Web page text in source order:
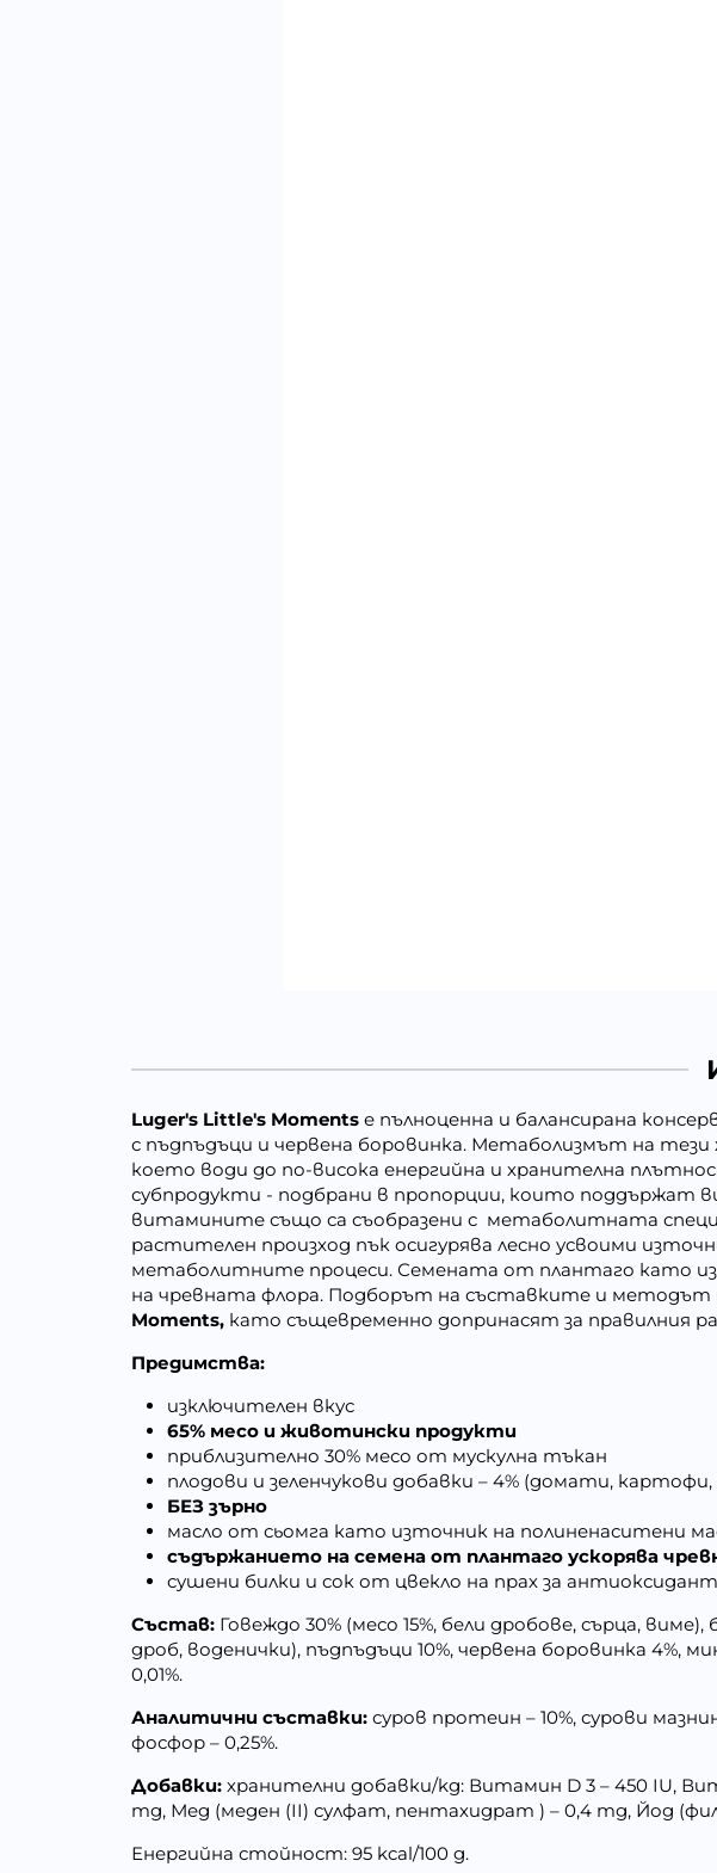
Luger's Little's Moments е пълноценна и балансирана
с пъдпъдъци и червена боровинка. Метаболизмът на
което води до по-висока енергийна и хранителна
субпродукти - подбрани в пропорции, които поддържат
витамините също са съобразени с метаболитната
растителен произход пък осигурява лесно усвоими
метаболитните процеси. Семената от плантаго като
на чревната флора. Подборът на съставките и методът
Moments, като същевременно допринасят за правилния
Предимства:
изключителен вкус
65% месо и животински продукти
приблизително 30% месо от мускулна тъкан
плодови и зеленчукови добавки – 4% (домати,
БЕЗ зърно
масло от сьомга като източник на полиненаситени
съдържанието на семена от плантаго ускорява
сушени билки и сок от цвекло на прах за
Състав: Говеждо 30% (месо 15%, бели дробове, сърца, виме),
дроб, воденички), пъдпъдъци 10%, червена боровинка 4%,
0,01%.
Аналитични съставки:суров протеин – 10%, сурови
фосфор – 0,25%.
Добавки: хранителни добавки/kg: Витамин D 3 – 450 IU,
mg, Мед (меден (II) сулфат, пентахидрат ) – 0,4 mg, Йод
Енергийна стойност: 95 kcal/100 g.